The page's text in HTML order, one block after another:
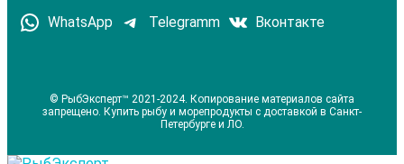
WhatsApp Telegramm Вконтакте
© РыбЭксперт™ 2021-2024. Копирование материалов сайта
запрещено. Купить рыбу и морепродукты с доставкой в Санкт-
Петербурге и ЛО.